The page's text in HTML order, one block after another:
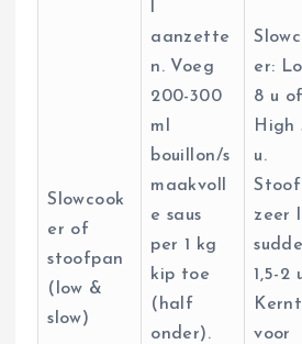
Slowcook
er of
stoofpan
(low &
slow)
aanzette
n. Voeg
200-300
ml
bouillon/s
maakvoll
e saus
per 1 kg
kip toe
(half
onder).
er:
8 u of
High
u.
zeer
1,5-2
voor